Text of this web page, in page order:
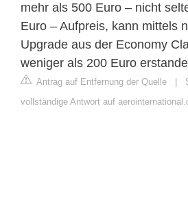
mehr als 500 Euro – nicht
Euro – Aufpreis, kann mittels
Upgrade aus der Economy
weniger als 200 Euro
Antrag auf Entfernung der Quelle |
vollständige Antwort auf